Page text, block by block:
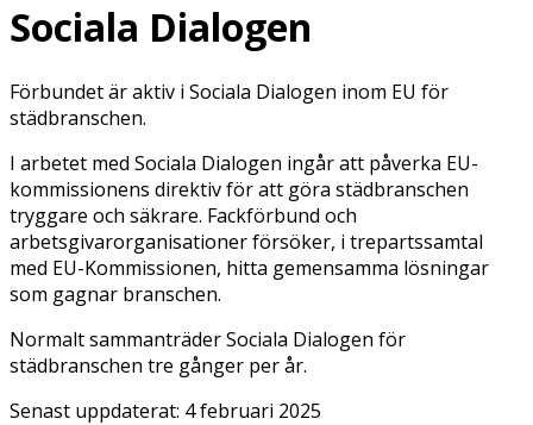
Sociala Dialogen
Förbundet är aktiv i Sociala Dialogen inom EU för
städbranschen.
I arbetet med Sociala Dialogen ingår att påverka EU-
kommissionens direktiv för att göra städbranschen
tryggare och säkrare. Fackförbund och
arbetsgivarorganisationer försöker, i trepartssamtal
med EU-Kommissionen, hitta gemensamma lösningar
som gagnar branschen.
Normalt sammanträder Sociala Dialogen för
städbranschen tre gånger per år.
Senast uppdaterat: 4 februari 2025